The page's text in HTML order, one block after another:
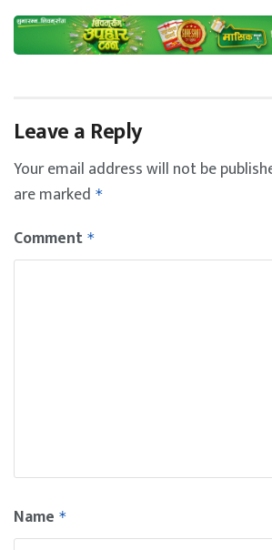
Leave a Reply
Your email address will not be
are marked *
Comment *
Name *